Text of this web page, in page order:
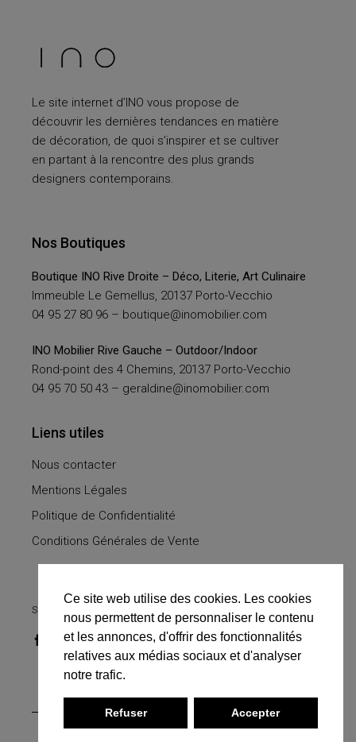
Ce site web utilise des cookies. Les cookies
nous permettent de personnaliser le contenu
et les annonces, d'offrir des fonctionnalités
relatives aux médias sociaux et d'analyser
notre trafic.
Refuser Accepter
Le site internet d’INO vous propose de
découvrir les dernières tendances en matière
de décoration, de quoi s’inspirer et se cultiver
en partant à la rencontre des plus grands
designers contemporains.
Nos Boutiques
Boutique INO Rive Droite – Déco, Literie, Art Culinaire
Immeuble Le Gemellus, 20137 Porto-Vecchio
04 95 27 80 96 – boutique@inomobilier.com
INO Mobilier Rive Gauche – Outdoor/Indoor
Rond-point des 4 Chemins, 20137 Porto-Vecchio
04 95 70 50 43 – geraldine@inomobilier.com
Liens utiles
Nous contacter
Mentions Légales
Politique de Confidentialité
Conditions Générales de Vente
SUIVEZ-NOUS
© 2021 INO, Tous droits réservés. Site réalisé par